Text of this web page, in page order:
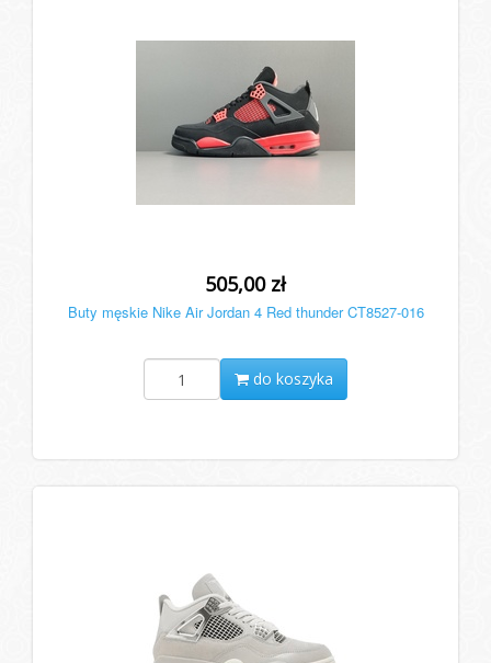
505,00 zł
Buty męskie Nike Air Jordan 4 Red thunder CT8527-016
do koszyka